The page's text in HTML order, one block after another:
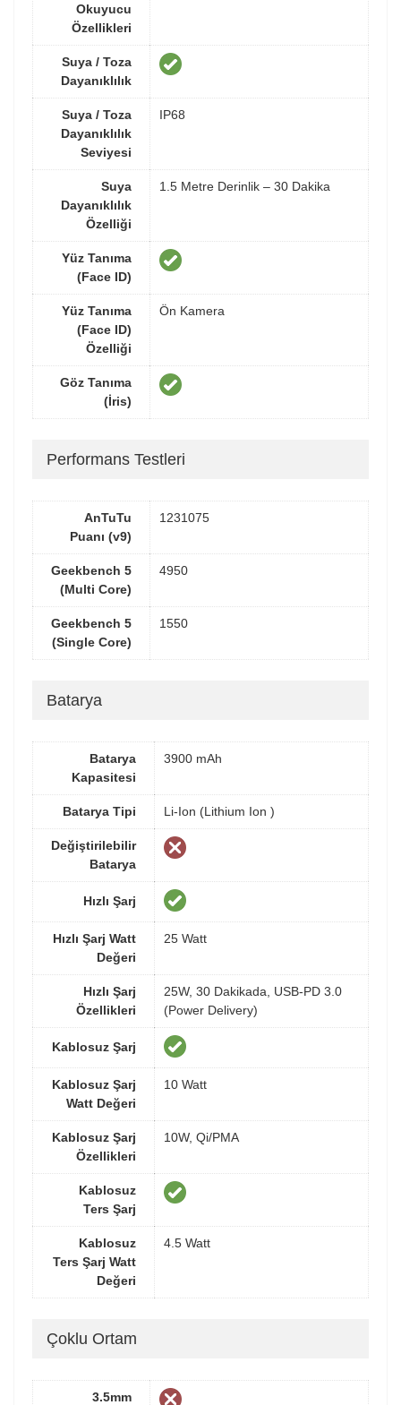
Okuyucu
Özellikleri
Suya / Toza
Dayanıklılık
Suya / Toza
Dayanıklılık
Seviyesi
IP68
Suya
Dayanıklılık
Özelliği
1.5 Metre Derinlik – 30 Dakika
Yüz Tanıma
(Face ID)
Yüz Tanıma
(Face ID)
Özelliği
Ön Kamera
Göz Tanıma
(İris)
Performans Testleri
AnTuTu
Puanı (v9)
1231075
Geekbench 5
(Multi Core)
4950
Geekbench 5
(Single Core)
1550
Batarya
Batarya
Kapasitesi
3900 mAh
Batarya Tipi Li-Ion (Lithium Ion )
Değiştirilebilir
Batarya
Hızlı Şarj
Hızlı Şarj Watt
Değeri
25 Watt
Hızlı Şarj
Özellikleri
25W, 30 Dakikada, USB-PD 3.0
(Power Delivery)
Kablosuz Şarj
Kablosuz Şarj
Watt Değeri
10 Watt
Kablosuz Şarj
Özellikleri
10W, Qi/PMA
Kablosuz
Ters Şarj
Kablosuz
Ters Şarj Watt
Değeri
4.5 Watt
Çoklu Ortam
3.5mm